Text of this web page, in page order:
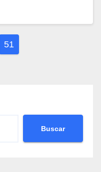
51
Buscar